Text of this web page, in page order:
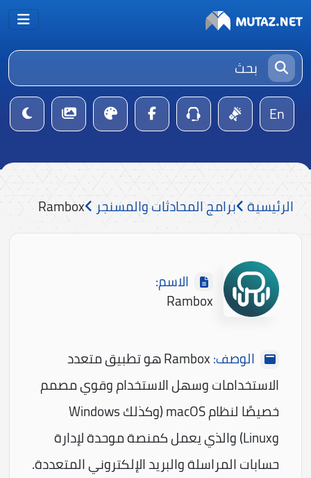
En
الرئيسية برامج المحادثات والمسنجر Rambox
الاسم:
Rambox
الوصف:
Rambox هو تطبيق متعدد
الاستخدامات وسهل الاستخدام وقوي مصمم
خصيصًا لنظام macOS (وكذلك Windows
وLinux) والذي يعمل كمنصة موحدة لإدارة
حسابات المراسلة والبريد الإلكتروني المتعددة.